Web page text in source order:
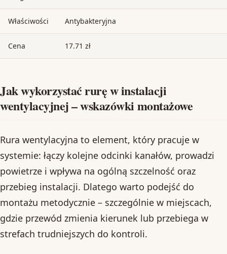
Właściwości Antybakteryjna
Cena 17.71 zł
Jak wykorzystać rurę w instalacji
wentylacyjnej – wskazówki montażowe
Rura wentylacyjna to element, który pracuje w
systemie: łączy kolejne odcinki kanałów, prowadzi
powietrze i wpływa na ogólną szczelność oraz
przebieg instalacji. Dlatego warto podejść do
montażu metodycznie – szczególnie w miejscach,
gdzie przewód zmienia kierunek lub przebiega w
strefach trudniejszych do kontroli.